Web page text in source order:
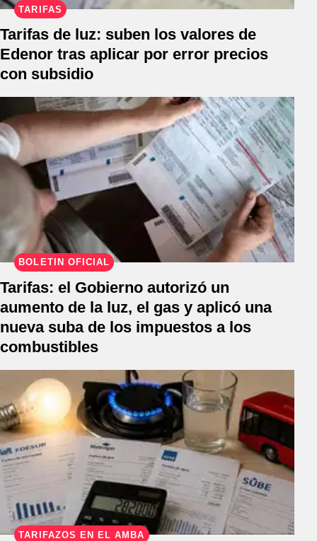
TARIFAS
Tarifas de luz: suben los valores de
Edenor tras aplicar por error precios
con subsidio
BOLETÍN OFICIAL
Tarifas: el Gobierno autorizó un
aumento de la luz, el gas y aplicó una
nueva suba de los impuestos a los
combustibles
TARIFAZOS EN EL AMBA